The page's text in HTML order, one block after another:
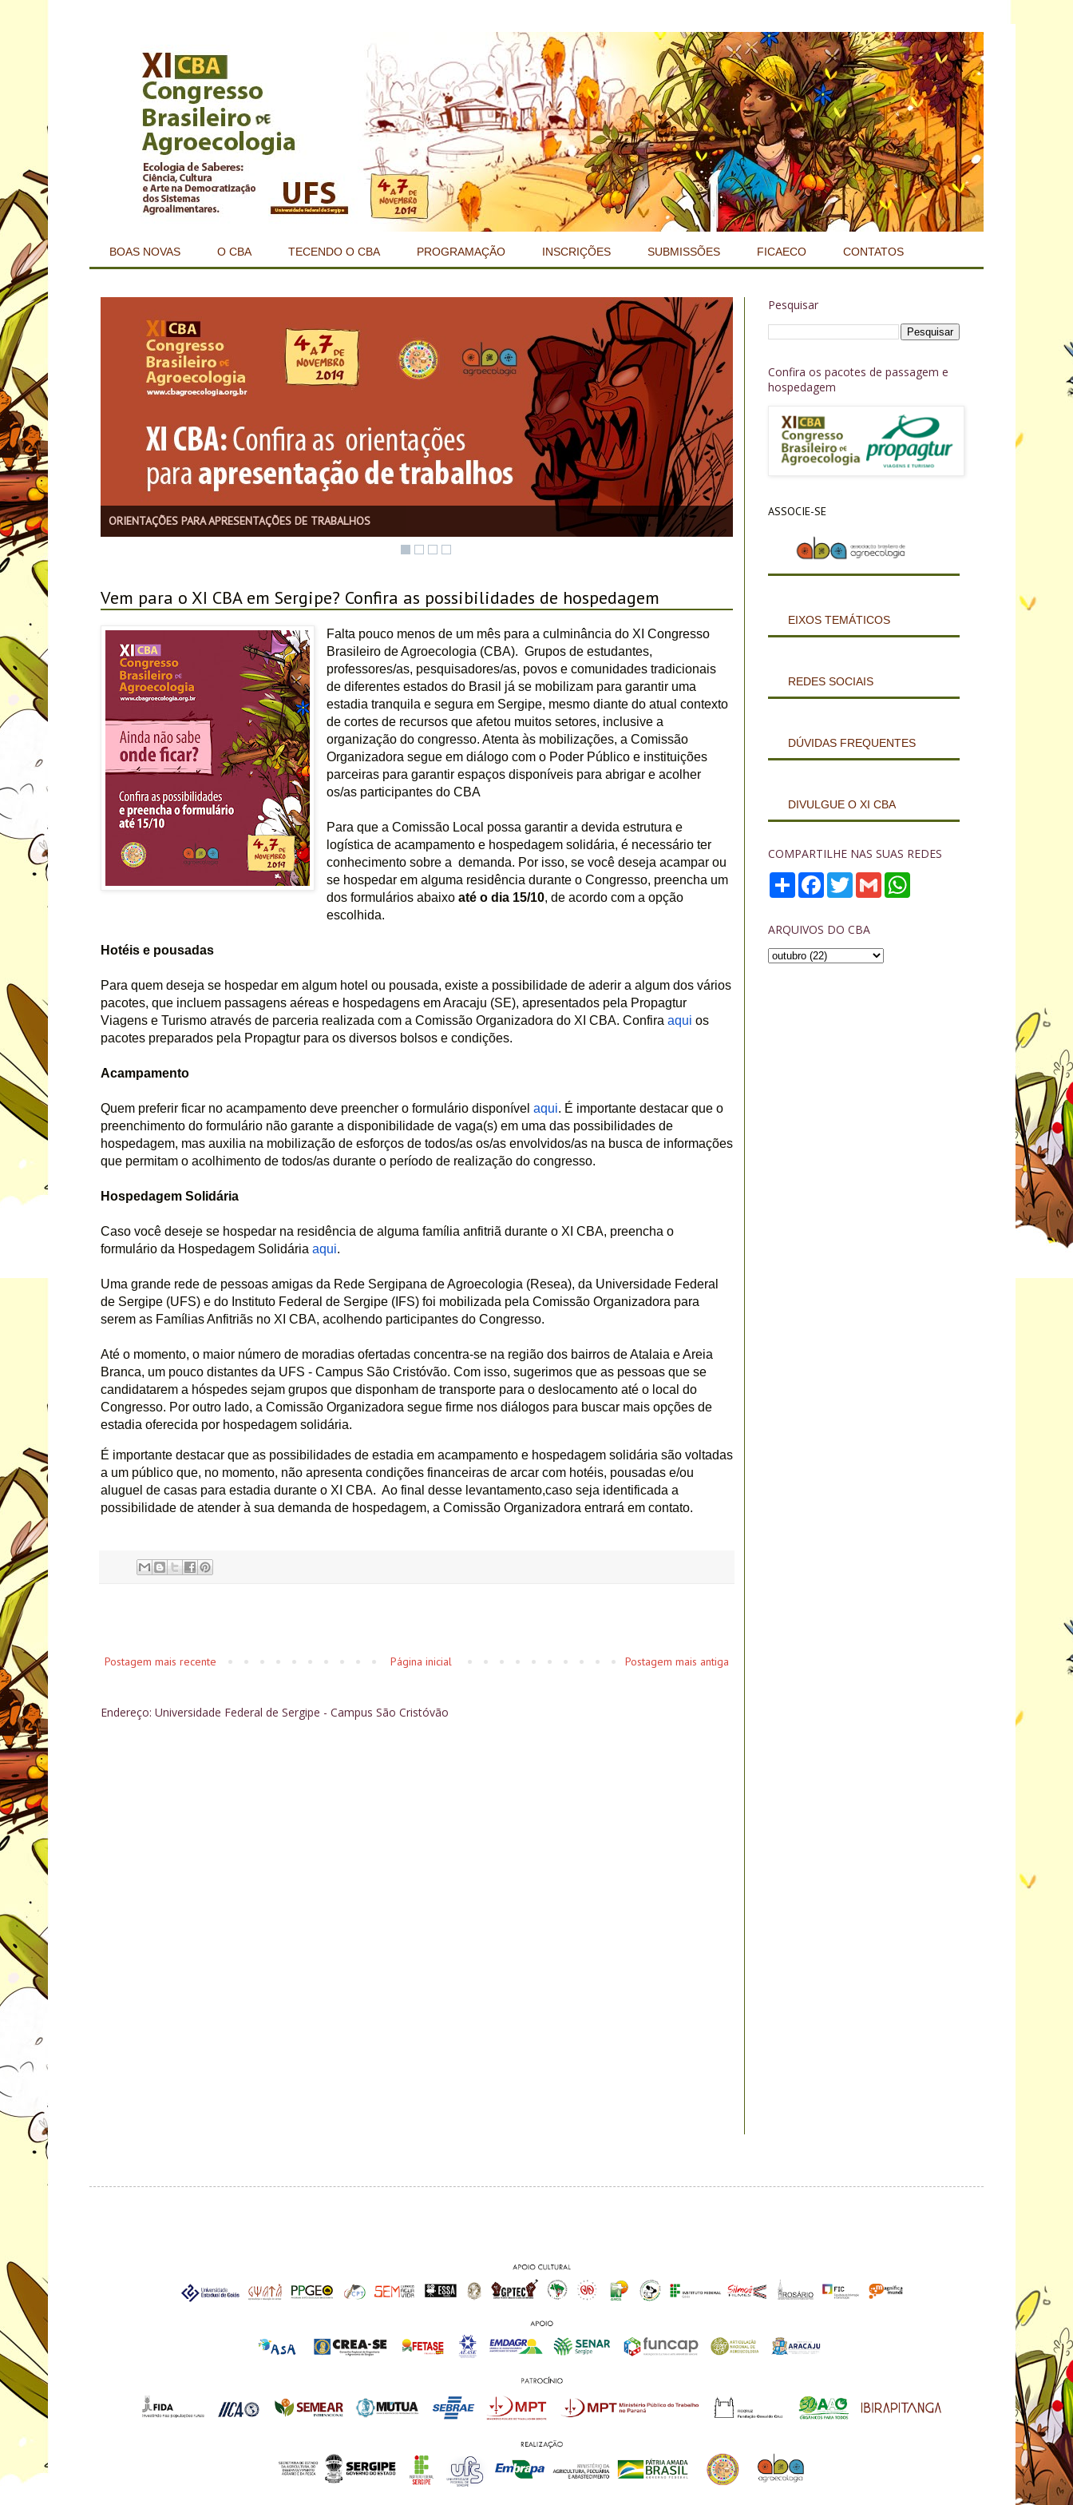
BOAS NOVAS O CBA TECENDO O CBA PROGRAMAÇÃO INSCRIÇÕES SUBMISSÕES FICAECO CONTATOS
Confira os pacotes de passagem e hospedagem preparados pela Propagtur Viagens e Turismo
Vem para o XI CBA em Sergipe? Confira as possibilidades de hospedagem
Falta pouco menos de um mês para a culminância do XI Congresso
Brasileiro de Agroecologia (CBA).  Grupos de estudantes,
professores/as, pesquisadores/as, povos e comunidades tradicionais
de diferentes estados do Brasil já se mobilizam para garantir uma
estadia tranquila e segura em Sergipe, mesmo diante do atual contexto
de cortes de recursos que afetou muitos setores, inclusive a
organização do congresso. Atenta às mobilizações, a Comissão
Organizadora segue em diálogo com o Poder Público e instituições
parceiras para garantir espaços disponíveis para abrigar e acolher
os/as participantes do CBA
Para que a Comissão Local possa garantir a devida estrutura e
logística de acampamento e hospedagem solidária, é necessário ter
conhecimento sobre a  demanda. Por isso, se você deseja acampar ou
se hospedar em alguma residência durante o Congresso, preencha um
dos formulários abaixo até o dia 15/10, de acordo com a opção
escolhida.
Hotéis e pousadas
Para quem deseja se hospedar em algum hotel ou pousada, existe a possibilidade de aderir a algum dos vários
pacotes, que incluem passagens aéreas e hospedagens em Aracaju (SE), apresentados pela Propagtur
Viagens e Turismo através de parceria realizada com a Comissão Organizadora do XI CBA. Confira aqui os
pacotes preparados pela Propagtur para os diversos bolsos e condições.
Acampamento
Quem preferir ficar no acampamento deve preencher o formulário disponível aqui. É importante destacar que o
preenchimento do formulário não garante a disponibilidade de vaga(s) em uma das possibilidades de
hospedagem, mas auxilia na mobilização de esforços de todos/as os/as envolvidos/as na busca de informações
que permitam o acolhimento de todos/as durante o período de realização do congresso.
Hospedagem Solidária
Caso você deseje se hospedar na residência de alguma família anfitriã durante o XI CBA, preencha o
formulário da Hospedagem Solidária aqui.
Uma grande rede de pessoas amigas da Rede Sergipana de Agroecologia (Resea), da Universidade Federal
de Sergipe (UFS) e do Instituto Federal de Sergipe (IFS) foi mobilizada pela Comissão Organizadora para
serem as Famílias Anfitriãs no XI CBA, acolhendo participantes do Congresso.
Até o momento, o maior número de moradias ofertadas concentra-se na região dos bairros de Atalaia e Areia
Branca, um pouco distantes da UFS - Campus São Cristóvão. Com isso, sugerimos que as pessoas que se
candidatarem a hóspedes sejam grupos que disponham de transporte para o deslocamento até o local do
Congresso. Por outro lado, a Comissão Organizadora segue firme nos diálogos para buscar mais opções de
estadia oferecida por hospedagem solidária.
É importante destacar que as possibilidades de estadia em acampamento e hospedagem solidária são voltadas
a um público que, no momento, não apresenta condições financeiras de arcar com hotéis, pousadas e/ou
aluguel de casas para estadia durante o XI CBA.  Ao final desse levantamento,caso seja identificada a
possibilidade de atender à sua demanda de hospedagem, a Comissão Organizadora entrará em contato.
Postagem mais recente Postagem mais antiga
Página inicial
Endereço: Universidade Federal de Sergipe - Campus São Cristóvão
Pesquisar
Confira os pacotes de passagem e
hospedagem
ASSOCIE-SE
EIXOS TEMÁTICOS
REDES SOCIAIS
DÚVIDAS FREQUENTES
DIVULGUE O XI CBA
COMPARTILHE NAS SUAS REDES
S
e
F
b
o
k
T
w
t
G
m
ARQUIVOS DO CBA